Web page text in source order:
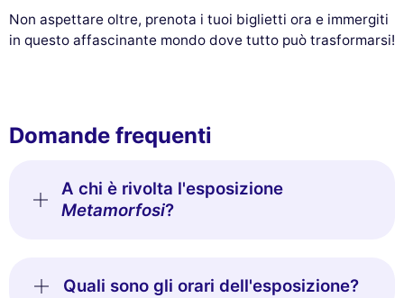
Non aspettare oltre, prenota i tuoi biglietti ora e immergiti
in questo affascinante mondo dove tutto può trasformarsi!
Domande frequenti
A chi è rivolta l'esposizione
Metamorfosi?
Quali sono gli orari dell'esposizione?